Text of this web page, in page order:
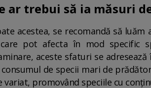
ar trebui să ia măsuri
acestea, se recomandă să
pot afecta în mod specific
aceste sfaturi se
de specii mari de
variat, promovând speciile cu